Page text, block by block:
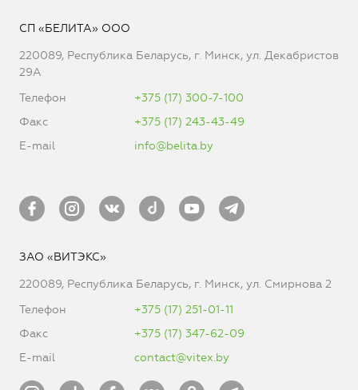
СП «БЕЛИТА» ООО
220089, Республика Беларусь, г. Минск, ул. Декабристов
29А
Телефон
+375 (17) 300-7-100
Факс
+375 (17) 243-43-49
E-mail
info@belita.by
ЗАО «ВИТЭКС»
220089, Республика Беларусь, г. Минск, ул. Смирнова 2
Телефон
+375 (17) 251-01-11
Факс
+375 (17) 347-62-09
E-mail
contact@vitex.by